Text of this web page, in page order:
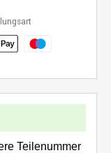
Teilenummer